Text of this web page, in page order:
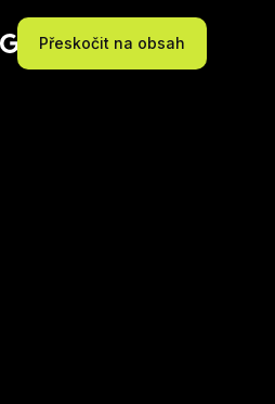
Přeskočit na obsah